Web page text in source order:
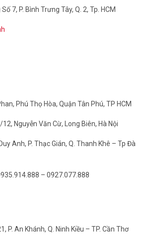
7, P. Bình Trưng Tây, Q. 2, Tp. HCM
Phú Thọ Hòa, Quận Tân Phú, TP HCM
12, Nguyễn Văn Cừ, Long Biên, Hà Nội
Anh, P. Thạc Gián, Q. Thanh Khê – Tp Đà
– 0927.077.888
P. An Khánh, Q. Ninh Kiều – TP. Cần Thơ